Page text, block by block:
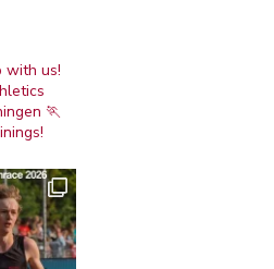
with us!
🏃